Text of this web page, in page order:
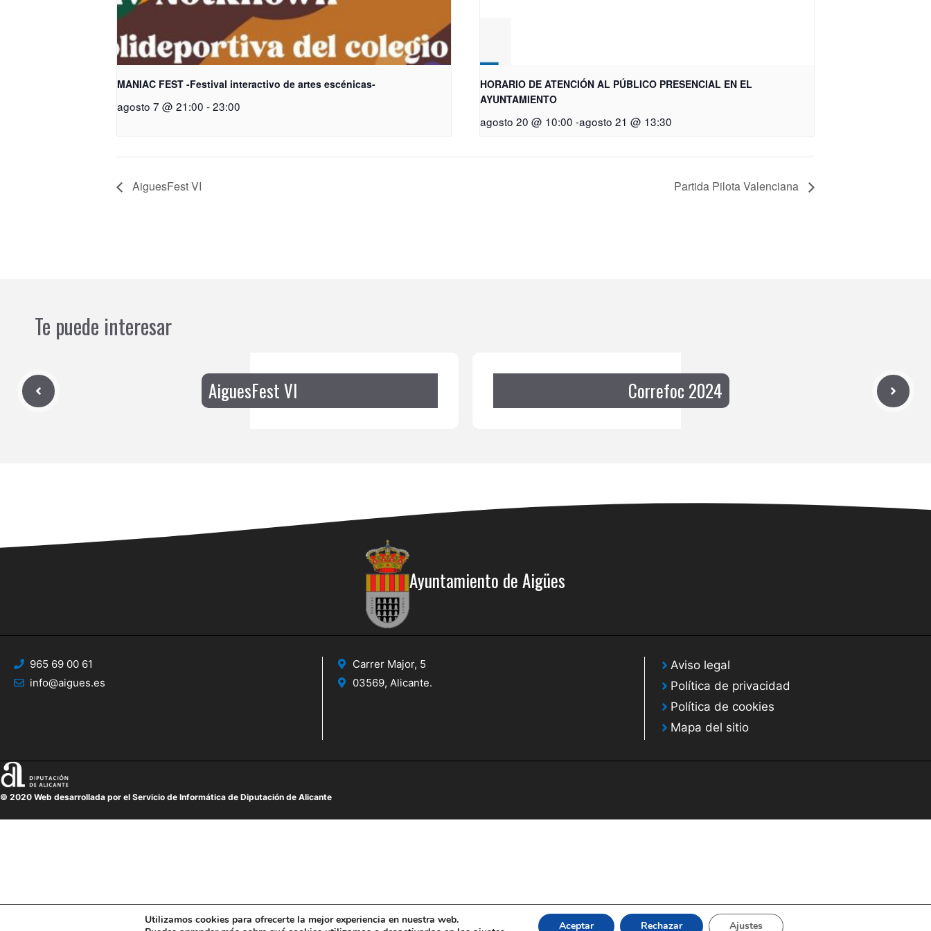
MANIAC FEST -Festival interactivo de artes escénicas-
agosto 7 @ 21:00 -23:00
HORARIO DE ATENCIÓN AL PÚBLICO PRESENCIAL EN EL
AYUNTAMIENTO
agosto 20 @ 10:00 -agosto 21 @ 13:30
AiguesFest VI Partida Pilota Valenciana
Te puede interesar
AiguesFest VI Correfoc 2024
Ayuntamiento de Aigües
965 69 00 61
info@aigues.es
Carrer Major, 5
03569, Alicante.
Aviso legal
Política de privacidad
Política de cookies
Mapa del sitio
© 2020 Web desarrollada por el Servicio de Informática de Diputación de Alicante
Utilizamos cookies para ofrecerte la mejor experiencia en nuestra web.
Aceptar Rechazar Ajustes